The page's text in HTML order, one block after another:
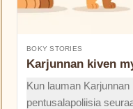
Putnam
Grimmin
veljekset
H.C.
BOKY STORIES
Karjunnan kiven
Kun lauman
pentusalapoliisia